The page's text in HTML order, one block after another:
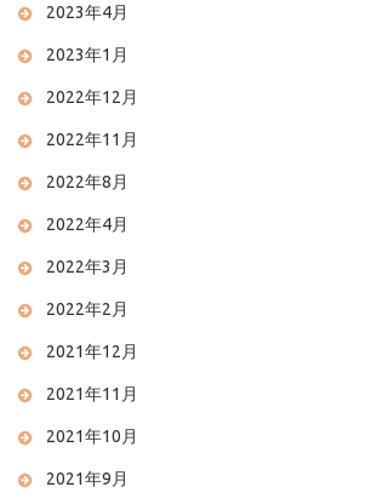
2023年4月
2023年1月
2022年12月
2022年11月
2022年8月
2022年4月
2022年3月
2022年2月
2021年12月
2021年11月
2021年10月
2021年9月